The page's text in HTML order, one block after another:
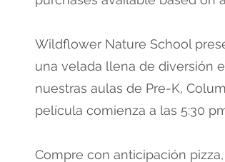
Wildflower Nature School
una velada llena de diversión
nuestras aulas de Pre-K,
película comienza a las 5:30
Compre con anticipación